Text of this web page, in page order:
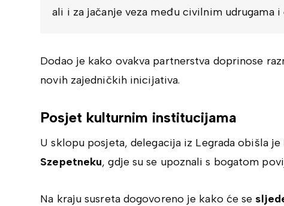
ali i za jačanje veza među civilnim udrugama
Dodao je kako ovakva partnerstva doprinose
novih zajedničkih inicijativa.
Posjet kulturnim institucijama
U sklopu posjeta, delegacija iz Legrada obišla je
Szepetneku, gdje su se upoznali s bogatom
Na kraju susreta dogovoreno je kako će se